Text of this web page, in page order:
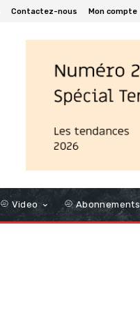
Contactez-nous Mon compte
Video Abonnements